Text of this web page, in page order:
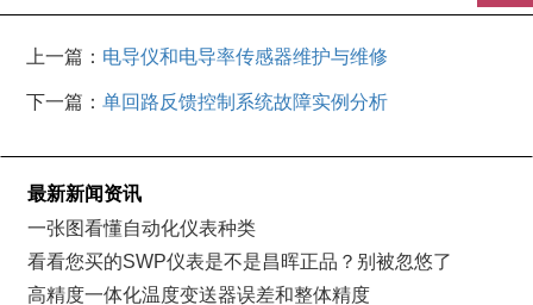
上一篇： 电导仪和电导率传感器维护与维修
下一篇：单回路反馈控制系统故障实例分析
最新新闻资讯
一张图看懂自动化仪表种类
看看您买的SWP仪表是不是昌晖正品？别被忽悠了
高精度一体化温度变送器误差和整体精度